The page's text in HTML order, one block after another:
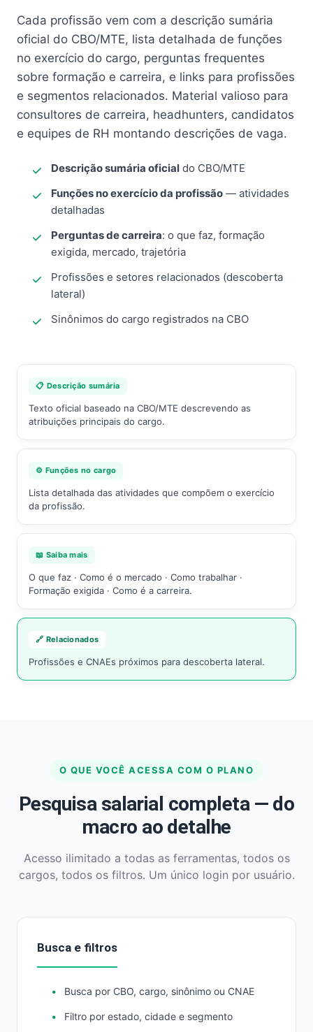
Cada profissão vem com a descrição sumária
oficial do CBO/MTE, lista detalhada de funções
no exercício do cargo, perguntas frequentes
sobre formação e carreira, e links para profissões
e segmentos relacionados. Material valioso para
consultores de carreira, headhunters, candidatos
e equipes de RH montando descrições de vaga.
Descrição sumária oficial do CBO/MTE
Funções no exercício da profissão — atividades
detalhadas
Perguntas de carreira: o que faz, formação
exigida, mercado, trajetória
Profissões e setores relacionados (descoberta
lateral)
Sinônimos do cargo registrados na CBO
📋 Descrição sumária
Texto oficial baseado na CBO/MTE descrevendo as
atribuições principais do cargo.
⚙️ Funções no cargo
Lista detalhada das atividades que compõem o exercício
da profissão.
📖 Saiba mais
O que faz · Como é o mercado · Como trabalhar ·
Formação exigida · Como é a carreira.
🔗 Relacionados
Profissões e CNAEs próximos para descoberta lateral.
O QUE VOCÊ ACESSA COM O PLANO
Pesquisa salarial completa — do
macro ao detalhe
Acesso ilimitado a todas as ferramentas, todos os
cargos, todos os filtros. Um único login por usuário.
Busca e filtros
Busca por CBO, cargo, sinônimo ou CNAE
Filtro por estado, cidade e segmento